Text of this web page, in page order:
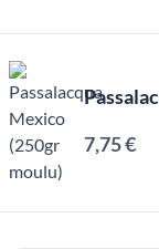
7,75 €